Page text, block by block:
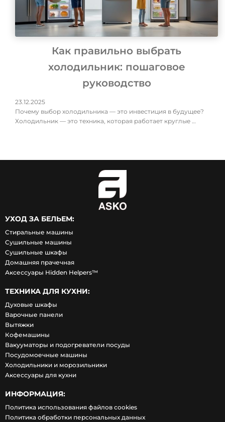
Как правильно выбрать
холодильник: пошаговое
руководство
23.12.2025
Почему выбор холодильника — это инвестиция в будущее?
Холодильник — это техника, которая работает круглые …
УХОД ЗА БЕЛЬЕМ:
Стиральные машины
Сушильные машины
Сушильные шкафы
Домашняя прачечная
Аксессуары Hidden Helpers™
ТЕХНИКА ДЛЯ КУХНИ:
Духовые шкафы
Варочные панели
Вытяжки
Кофемашины
Вакууматоры и подогреватели посуды
Посудомоечные машины
Холодильники и морозильники
Аксессуары для кухни
ИНФОРМАЦИЯ:
Политика использования файлов cookies
Политика обработки персональных данных